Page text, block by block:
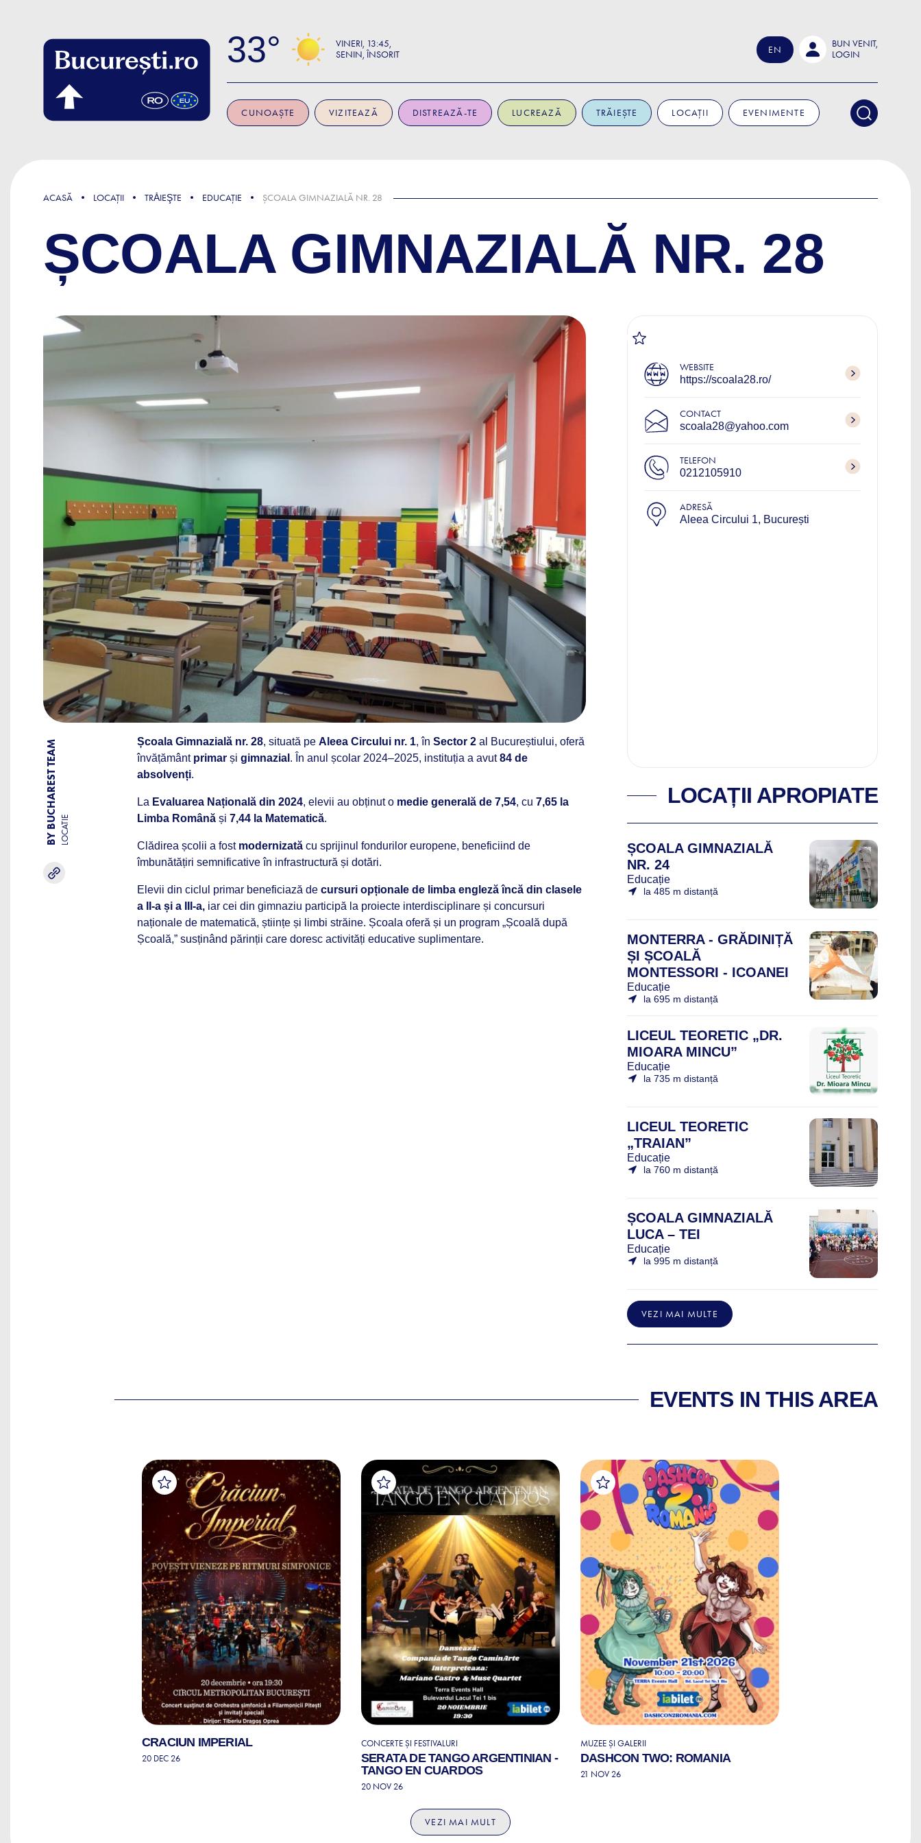
33 VINERI 13:45
SENIN, ÎNSORIT
EN
BUN VENIT,
LOGIN
CUNOAȘTE VIZITEAZĂ DISTREAZĂ-TE LUCREAZĂ TRĂIEȘTE LOCAȚII EVENIMENTE
ACASĂ LOCAȚII TRǍIEŞTE EDUCAȚIE ȘCOALA GIMNAZIALĂ NR. 28
ȘCOALA GIMNAZIALĂ NR. 28
BY BUCHAREST TEAM LOCATIE
Școala Gimnazială nr. 28, situată pe Aleea Circului nr. 1, în Sector 2 al Bucureștiului, oferă
învățământ primar și gimnazial . În anul școlar 2024–2025, instituția a avut84 de
absolvenți.
La Evaluarea Națională din 2024, elevii au obținut o medie generală de 7,54, cu 7,65 la
Limba Română și 7,44 la Matematică.
Clădirea școlii a fost modernizată cu sprijinul fondurilor europene, beneficiind de
îmbunătățiri semnificative în infrastructură și dotări.
Elevii din ciclul primar beneficiază de cursuri opționale de limba engleză încă din clasele
a II-a și a III-a, iar cei din gimnaziu participă la proiecte interdisciplinare și concursuri
naționale de matematică, științe și limbi străine. Școala oferă și un program „Școală după
Școală,” susținând părinții care doresc activități educative suplimentare.
WEBSITE
https://scoala28.ro/
CONTACT
scoala28@yahoo.com
TELEFON
0212105910
ADRESĂ
Aleea Circului 1, București
LOCAȚII APROPIATE
ȘCOALA GIMNAZIALĂ
NR. 24
Educație
la 485 m distanță
MONTERRA - GRĂDINIȚĂ
ȘI ȘCOALĂ
MONTESSORI - ICOANEI
Educație
la 695 m distanță
LICEUL TEORETIC „DR.
MIOARA MINCU”
Educație
la 735 m distanță
LICEUL TEORETIC
„TRAIAN”
Educație
la 760 m distanță
ȘCOALA GIMNAZIALĂ
LUCA – TEI
Educație
la 995 m distanță
VEZI MAI MULTE
EVENTS IN THIS AREA
CRACIUN IMPERIAL
20 DEC 26
CONCERTE ȘI FESTIVALURI
SERATA DE TANGO ARGENTINIAN -
TANGO EN CUARDOS
20 NOV 26
MUZEE ȘI GALERII
DASHCON TWO: ROMANIA
21 NOV 26
VEZI MAI MULT